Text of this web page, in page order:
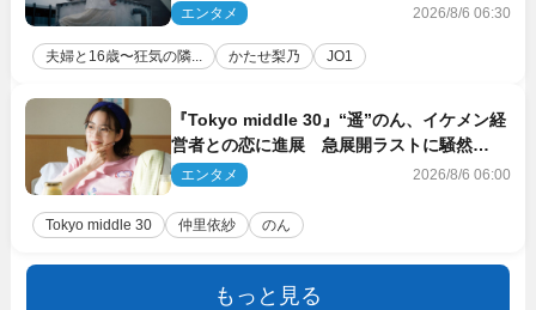
エンタメ 2026/8/6 06:30
夫婦と16歳〜狂気の隣... かたせ梨乃 JO1
『Tokyo middle 30』“遥”のん、イケメン経
営者との恋に進展 急展開ラストに騒然
「え…いきなり」「嫌な予感」
エンタメ 2026/8/6 06:00
Tokyo middle 30 仲里依紗 のん
もっと見る